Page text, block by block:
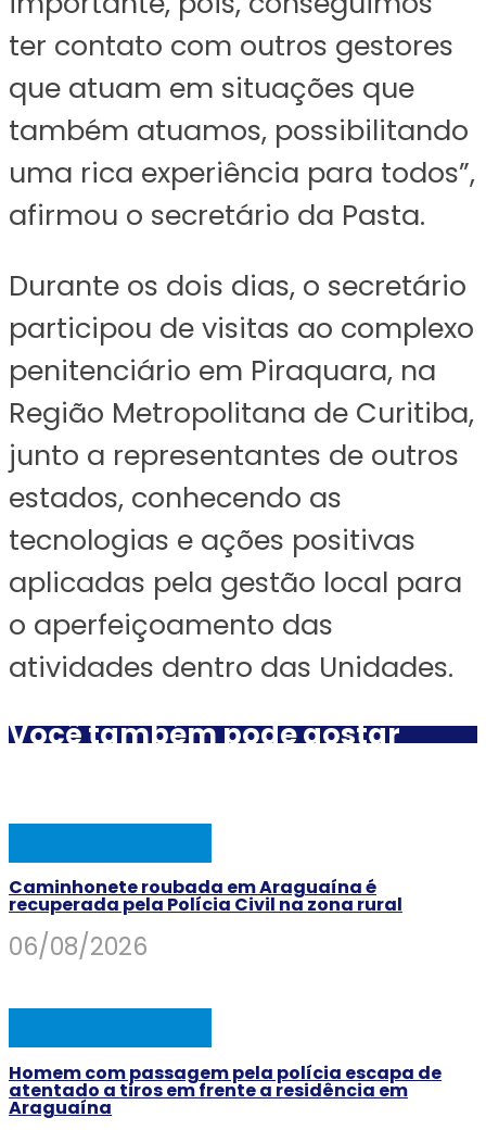
ter contato com outros gestores
que atuam em situações que
também atuamos, possibilitando
uma rica experiência para todos”,
afirmou o secretário da Pasta.
Durante os dois dias, o secretário
participou de visitas ao complexo
penitenciário em Piraquara, na
Região Metropolitana de Curitiba,
junto a representantes de outros
estados, conhecendo as
tecnologias e ações positivas
aplicadas pela gestão local para
o aperfeiçoamento das
atividades dentro das Unidades.
Você também pode gostar
Caminhonete roubada em Araguaína é
recuperada pela Polícia Civil na zona rural
06/08/2026
Homem com passagem pela polícia escapa de
atentado a tiros em frente a residência em
Araguaína